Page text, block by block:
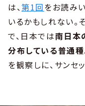
は、第1回をお読み
いるかもしれない。そ
で、日本では南日本
分布している普通種
を観察しに、サンセ